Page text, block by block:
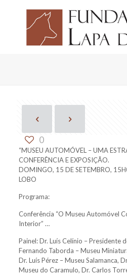
0
“MUSEU AUTOMÓVEL – UMA
CONFERÊNCIA E EXPOSIÇÃO.
DOMINGO, 15 DE SETEMBRO,
LOBO
Programa:
Conferência “O Museu Automóvel
Interior” …
Painel: Dr. Luís Celínio – Presidente
Fernando Taborda – Museu
Dr. Luís Pérez – Museu Salamanca,
Museu do Caramulo, Dr. Carlos